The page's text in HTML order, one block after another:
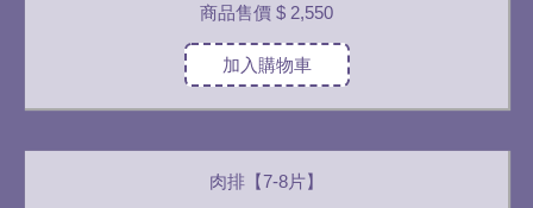
商品售價 $ 2,550
加入購物車
肉排【7-8片】